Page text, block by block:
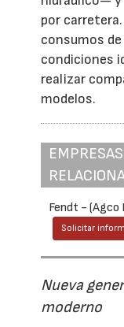
por
consumos
condiciones
realizar
modelos.
Fendt - (Agco
Solicitar
Nueva
moderno